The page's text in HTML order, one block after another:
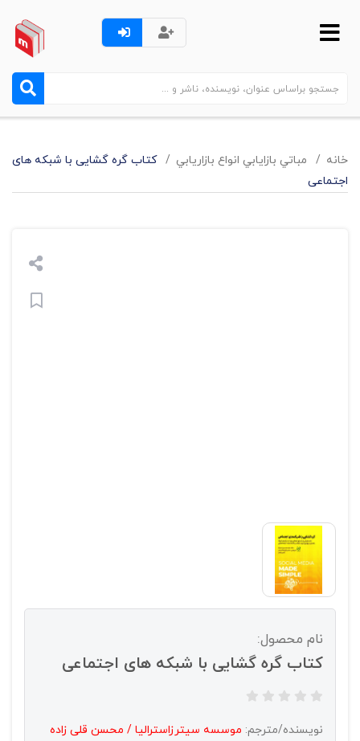
خانه مباتي بازايابي انواع بازاريابي
کتاب گره گشایی با شبکه های
اجتماعی
نام محصول:
کتاب گره گشایی با شبکه های اجتماعی
نویسنده/مترجم: موسسه سیترزاسترالیا / محسن قلی زاده